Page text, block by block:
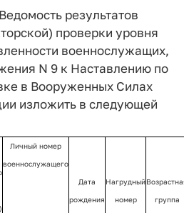
результатов
проверки уровня
военнослужащих,
N 9 к Наставлению по
в Вооруженных Силах
изложить в следующей
Личный номер
военнослужащего
Дата
рождения
Нагрудный
номер группа